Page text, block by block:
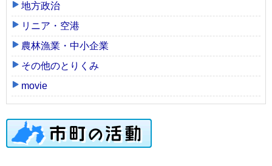
地方政治
リニア・空港
農林漁業・中小企業
その他のとりくみ
movie